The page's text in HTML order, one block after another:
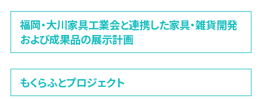
福岡・大川家具工業会と連携した家具・雑貨開発
および成果品の展示計画
もくらふとプロジェクト